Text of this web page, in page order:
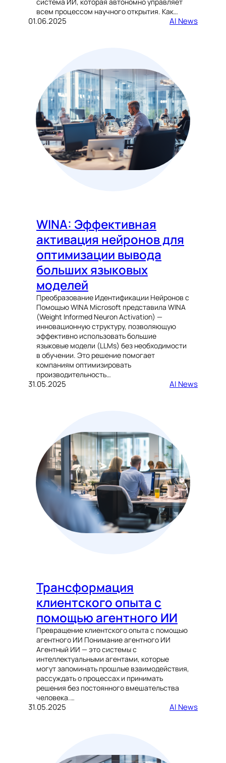
всем процессом научного открытия. Как…
01.06.2025 AI News
WINA: Эффективная
активация нейронов для
оптимизации вывода
больших языковых
моделей
Преобразование Идентификации Нейронов с
Помощью WINA Microsoft представила WINA
(Weight Informed Neuron Activation) —
инновационную структуру, позволяющую
эффективно использовать большие
языковые модели (LLMs) без необходимости
в обучении. Это решение помогает
компаниям оптимизировать
производительность…
31.05.2025 AI News
Трансформация
клиентского опыта с
помощью агентного ИИ
Превращение клиентского опыта с помощью
агентного ИИ Понимание агентного ИИ
Агентный ИИ — это системы с
интеллектуальными агентами, которые
могут запоминать прошлые взаимодействия,
рассуждать о процессах и принимать
решения без постоянного вмешательства
человека.…
31.05.2025 AI News